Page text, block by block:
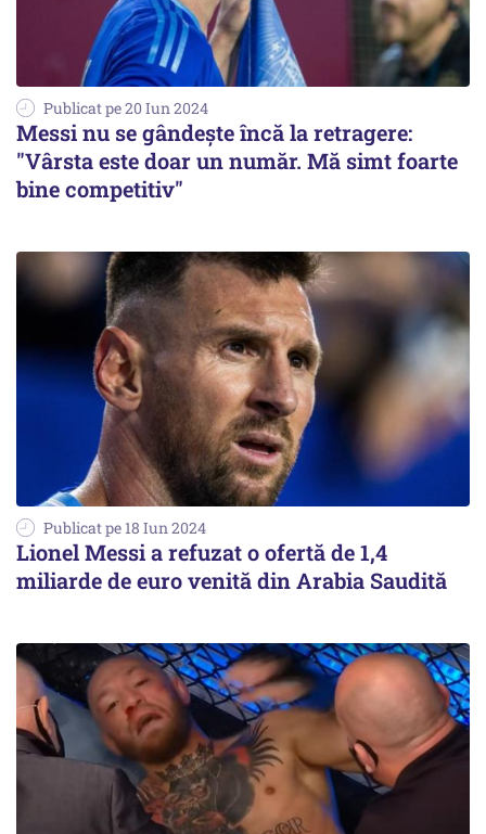
Publicat pe 20 Iun 2024
Messi nu se gândeşte încă la retragere:
"Vârsta este doar un număr. Mă simt foarte
bine competitiv"
Publicat pe 18 Iun 2024
Lionel Messi a refuzat o ofertă de 1,4
miliarde de euro venită din Arabia Saudită